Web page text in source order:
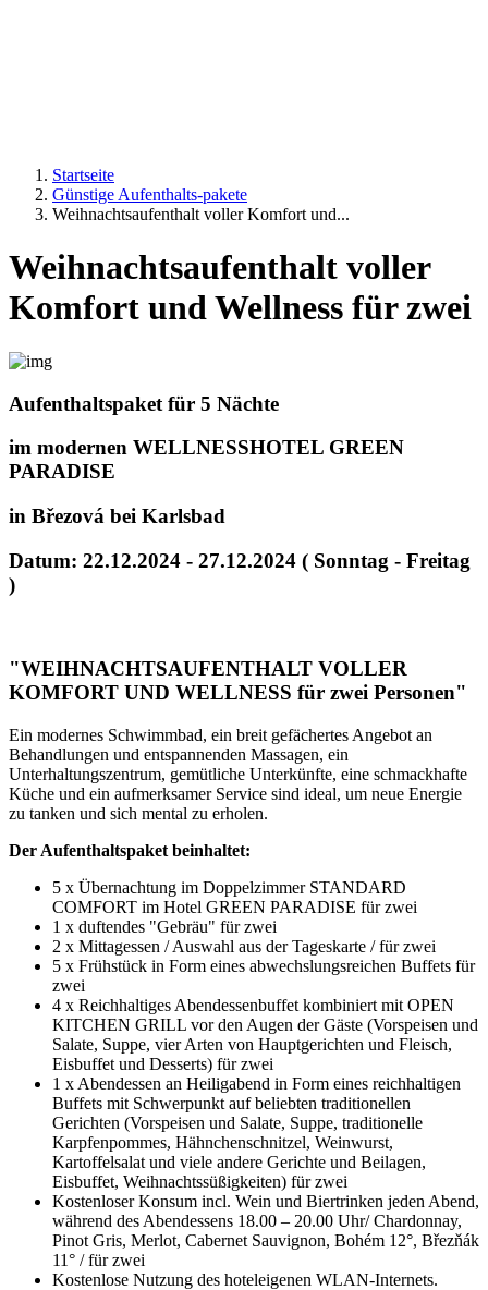
Startseite
Günstige Aufenthalts-pakete
Weihnachtsaufenthalt voller Komfort und...
Weihnachtsaufenthalt voller
Komfort und Wellness für zwei
Aufenthaltspaket für 5 Nächte
im modernen WELLNESSHOTEL GREEN
PARADISE
in Březová bei Karlsbad
Datum: 22.12.2024 - 27.12.2024 ( Sonntag - Freitag
)
"WEIHNACHTSAUFENTHALT VOLLER
KOMFORT UND WELLNESS für zwei Personen"
Ein modernes Schwimmbad, ein breit gefächertes Angebot an
Behandlungen und entspannenden Massagen, ein
Unterhaltungszentrum, gemütliche Unterkünfte, eine schmackhafte
Küche und ein aufmerksamer Service sind ideal, um neue Energie
zu tanken und sich mental zu erholen.
Der Aufenthaltspaket beinhaltet:
5 x Übernachtung im Doppelzimmer STANDARD
COMFORT im Hotel GREEN PARADISE für zwei
1 x duftendes "Gebräu" für zwei
2 x Mittagessen / Auswahl aus der Tageskarte / für zwei
5 x Frühstück in Form eines abwechslungsreichen Buffets für
zwei
4 x Reichhaltiges Abendessenbuffet kombiniert mit OPEN
KITCHEN GRILL vor den Augen der Gäste (Vorspeisen und
Salate, Suppe, vier Arten von Hauptgerichten und Fleisch,
Eisbuffet und Desserts) für zwei
1 x Abendessen an Heiligabend in Form eines reichhaltigen
Buffets mit Schwerpunkt auf beliebten traditionellen
Gerichten (Vorspeisen und Salate, Suppe, traditionelle
Karpfenpommes, Hähnchenschnitzel, Weinwurst,
Kartoffelsalat und viele andere Gerichte und Beilagen,
Eisbuffet, Weihnachtssüßigkeiten) für zwei
Kostenloser Konsum incl. Wein und Biertrinken jeden Abend,
während des Abendessens 18.00 – 20.00 Uhr/ Chardonnay,
Pinot Gris, Merlot, Cabernet Sauvignon, Bohém 12°, Březňák
11° / für zwei
Kostenlose Nutzung des hoteleigenen WLAN-Internets.